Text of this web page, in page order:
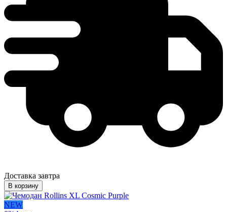
Доставка завтра
В корзину
NEW